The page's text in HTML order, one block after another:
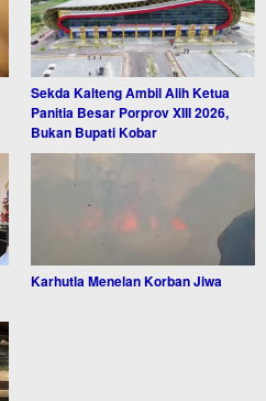
Sekda Kalteng Ambil Alih Ketua
Panitia Besar Porprov XIII 2026,
Bukan Bupati Kobar
Karhutla Menelan Korban Jiwa